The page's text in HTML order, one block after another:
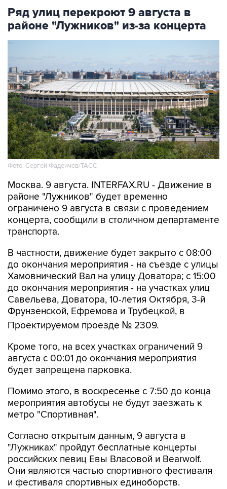
Ряд улиц перекроют 9 августа в
районе "Лужников" из-за концерта
Фото: Сергей Фадеичев/ТАСС
Москва. 9 августа. INTERFAX.RU - Движение в
районе "Лужников" будет временно
ограничено 9 августа в связи с проведением
концерта, сообщили в столичном департаменте
транспорта.
В частности, движение будет закрыто с 08:00
до окончания мероприятия - на съезде с улицы
Хамовнический Вал на улицу Доватора; с 15:00
до окончания мероприятия - на участках улиц
Савельева, Доватора, 10-летия Октября, 3-й
Фрунзенской, Ефремова и Трубецкой, в
Проектируемом проезде № 2309.
Кроме того, на всех участках ограничений 9
августа с 00:01 до окончания мероприятия
будет запрещена парковка.
Помимо этого, в воскресенье с 7:50 до конца
мероприятия автобусы не будут заезжать к
метро "Спортивная".
Согласно открытым данным, 9 августа в
"Лужниках" пройдут бесплатные концерты
российских певиц Евы Власовой и Bearwolf.
Они являются частью спортивного фестиваля
и фестиваля спортивных единоборств.